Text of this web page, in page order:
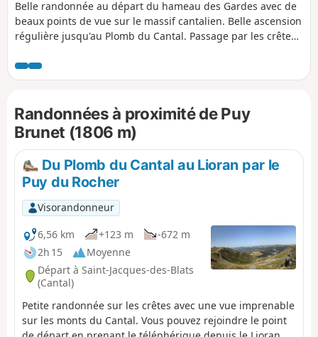
Belle randonnée au départ du hameau des Gardes avec de
beaux points de vue sur le massif cantalien. Belle ascension
régulière jusqu'au Plomb du Cantal. Passage par les crêtes
dans les estives, attention aux vaches présentes à partir du
mois de mai jusqu'en automne.
Randonnées à proximité de Puy
Brunet (1806 m)
Du Plomb du Cantal au Lioran par le
Puy du Rocher
Visorandonneur
6,56 km
+123 m
-672 m
2h 15
Moyenne
Départ à Saint-Jacques-des-Blats
(Cantal)
Petite randonnée sur les crêtes avec une vue imprenable
sur les monts du Cantal. Vous pouvez rejoindre le point